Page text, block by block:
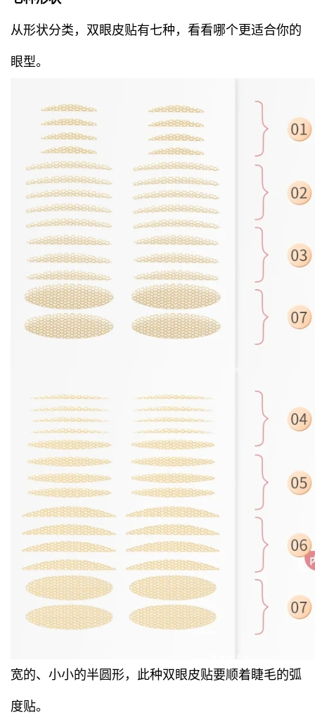
从形状分类，双眼皮贴有七种，看看哪个更适合你的
眼型。
宽的、小小的半圆形，此种双眼皮贴要顺着睫毛的弧
度贴。